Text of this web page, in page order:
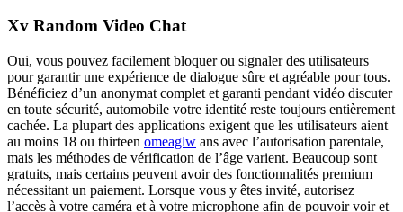
Xv Random Video Chat
Oui, vous pouvez facilement bloquer ou signaler des utilisateurs
pour garantir une expérience de dialogue sûre et agréable pour tous.
Bénéficiez d’un anonymat complet et garanti pendant vidéo discuter
en toute sécurité, automobile votre identité reste toujours entièrement
cachée. La plupart des applications exigent que les utilisateurs aient
au moins 18 ou thirteen omeaglw ans avec l’autorisation parentale,
mais les méthodes de vérification de l’âge varient. Beaucoup sont
gratuits, mais certains peuvent avoir des fonctionnalités premium
nécessitant un paiement. Lorsque vous y êtes invité, autorisez
l’accès à votre caméra et à votre microphone afin de pouvoir voir et